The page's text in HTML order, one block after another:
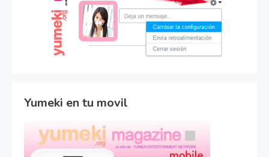
Yumeki en tu movil